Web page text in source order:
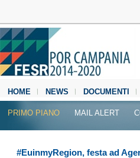
HOME NEWS DOCUMENTI
MEDIA CENTER
PRIMO PIANO MAIL ALERT
#EuinmyRegion, festa ad